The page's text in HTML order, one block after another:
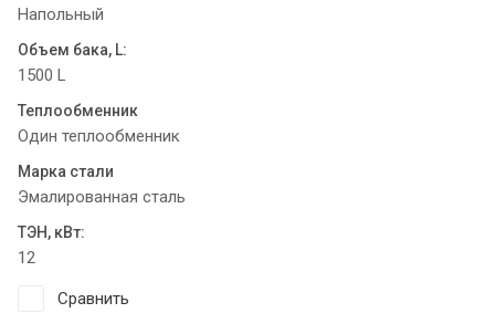
Напольный
Объем бака, L:
1500 L
Теплообменник
Один теплообменник
Марка стали
Эмалированная сталь
ТЭН, кВт:
12
Сравнить